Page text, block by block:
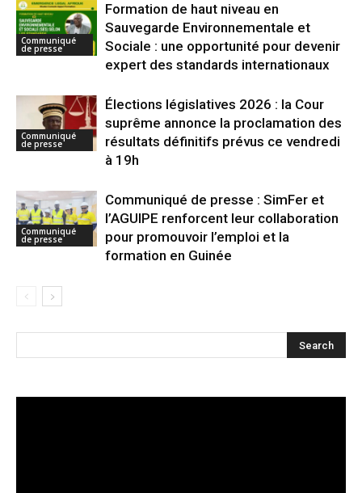
Communiqué
de presse
Formation de haut niveau en
Sauvegarde Environnementale et
Sociale : une opportunité pour devenir
expert des standards internationaux
Communiqué
de presse
Élections législatives 2026 : la Cour
suprême annonce la proclamation des
résultats définitifs prévus ce vendredi
à 19h
Communiqué
de presse
Communiqué de presse : SimFer et
l’AGUIPE renforcent leur collaboration
pour promouvoir l’emploi et la
formation en Guinée